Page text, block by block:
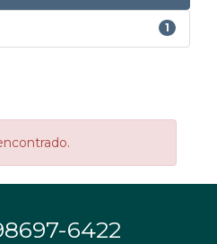
1
6422